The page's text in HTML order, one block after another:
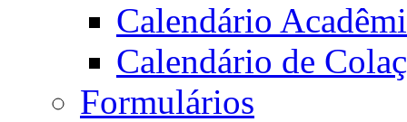
Calendário
Calendário de
Formulários